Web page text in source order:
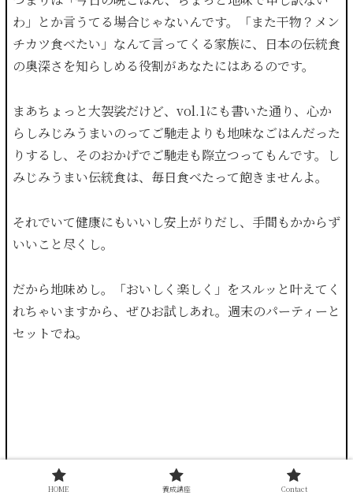
わ」とか言うてる場合じゃないんです。「また干物？メン
チカツ食べたい」なんて言ってくる家族に、日本の伝統食
の奥深さを知らしめる役割があなたにはあるのです。
まあちょっと大袈裟だけど、vol.1にも書いた通り、心か
らしみじみうまいのってご馳走よりも地味なごはんだった
りするし、そのおかげでご馳走も際立つってもんです。し
みじみうまい伝統食は、毎日食べたって飽きませんよ。
それでいて健康にもいいし安上がりだし、手間もかからず
いいこと尽くし。
だから地味めし。「おいしく楽しく」をスルッと叶えてく
れちゃいますから、ぜひお試しあれ。週末のパーティーと
セットでね。
HOME 養成講座 Contact